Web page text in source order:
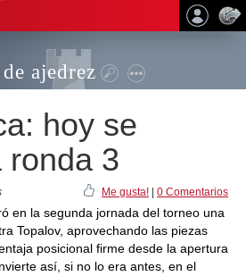
ajedrez
hoy se
ronda 3
Me gusta! 0 Comentarios
en la segunda jornada del torneo una
Topalov, aprovechando las piezas
posicional firme desde la apertura
así, si no lo era antes, en el